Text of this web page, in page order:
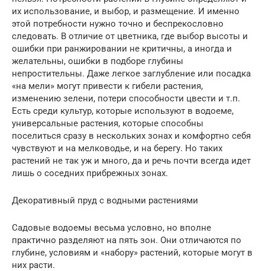
их использование, и выбор, и размещение. И именно
этой потребности нужно точно и беспрекословно
следовать. В отличие от цветника, где выбор высоты и
ошибки при ранжировании не критичны, а иногда и
желательны, ошибки в подборе глубины
непростительны. Даже легкое заглубление или посадка
«на мели» могут привести к гибели растения,
изменению зелени, потери способности цвести и т.п.
Есть среди культур, которые используют в водоеме,
универсальные растения, которые способны
поселиться сразу в нескольких зонах и комфортно себя
чувствуют и на мелководье, и на берегу. Но таких
растений не так уж и много, да и речь почти всегда идет
лишь о соседних прибрежных зонах.
Декоративный пруд с водными растениями
Садовые водоемы весьма условно, но вполне
практично разделяют на пять зон. Они отличаются по
глубине, условиям и «набору» растений, которые могут в
них расти.